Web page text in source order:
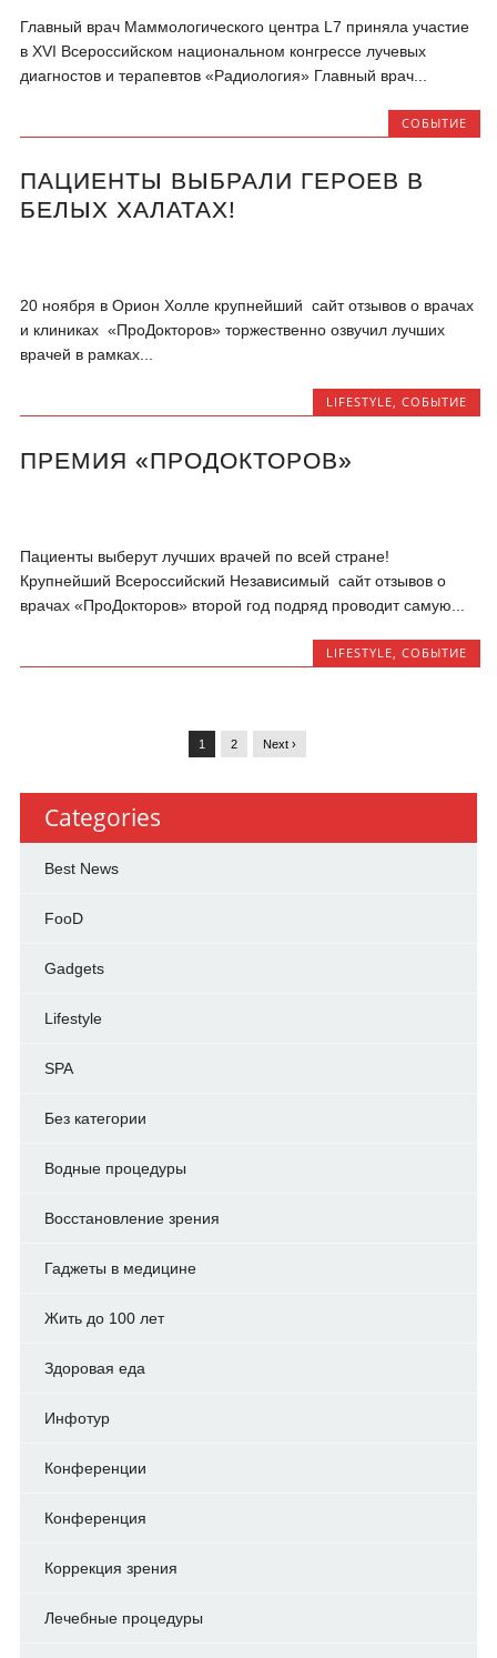
Главный врач Маммологического центра L7 приняла участие
в XVI Всероссийском национальном конгрессе лучевых
диагностов и терапевтов «Радиология» Главный врач...
СОБЫТИЕ
ПАЦИЕНТЫ ВЫБРАЛИ ГЕРОЕВ В
БЕЛЫХ ХАЛАТАХ!
20 ноября в Орион Холле крупнейший сайт отзывов о врачах
и клиниках «ПроДокторов» торжественно озвучил лучших
врачей в рамках...
LIFESTYLE, СОБЫТИЕ
ПРЕМИЯ «ПРОДОКТОРОВ»
Пациенты выберут лучших врачей по всей стране!
Крупнейший Всероссийский Независимый сайт отзывов о
врачах «ПроДокторов» второй год подряд проводит самую...
LIFESTYLE СОБЫТИЕ
1 2 Next ›
Categories
Best News
FooD
Gadgets
Lifestyle
SPA
Без категории
Водные процедуры
Восстановление зрения
Гаджеты в медицине
Жить до 100 лет
Здоровая еда
Инфотур
Конференции
Конференция
Коррекция зрения
Лечебные процедуры